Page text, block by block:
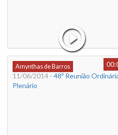
Amynthas de Barros
11/06/2014 - 48ª Reunião
Plenário